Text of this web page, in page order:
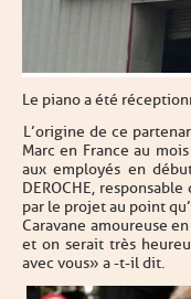
Le piano a été
L’origine de ce
Marc en France au
aux employés en
DEROCHE,
par le projet au point
Caravane amoureuse
et on serait très
avec vous » a -t-il dit.